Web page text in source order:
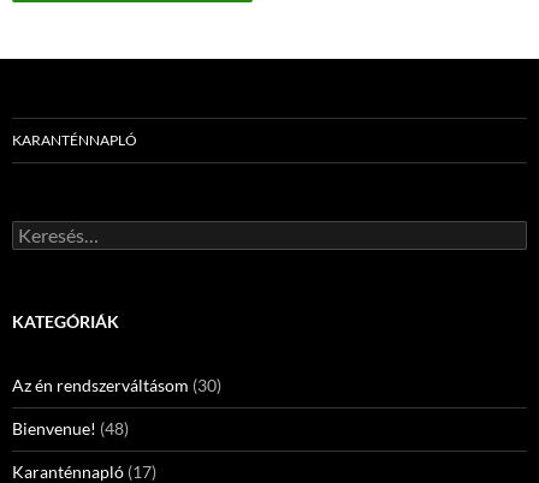
KARANTÉNNAPLÓ
Keresés:
KATEGÓRIÁK
Az én rendszerváltásom (30)
Bienvenue! (48)
Karanténnapló (17)